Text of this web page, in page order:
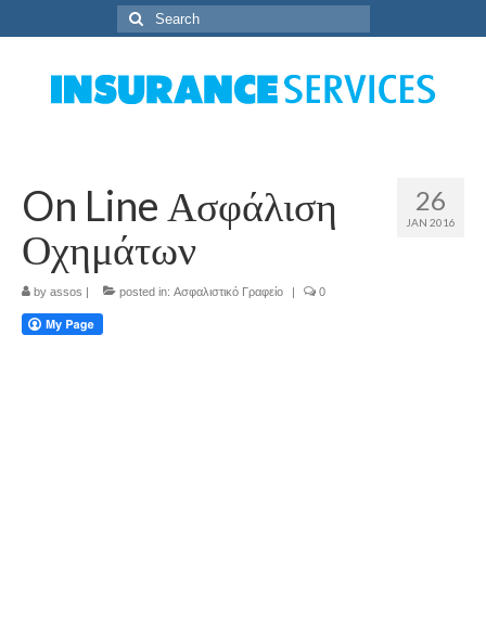
Search
for:
26
JAN 2016
On Line Ασφάλιση
Οχημάτων
by assos | posted in: Ασφαλιστικό Γραφείο | 0